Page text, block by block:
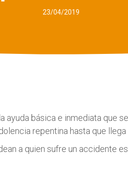
23/04/2019
ayuda básica e inmediata que
repentina hasta que
a quien sufre un accidente